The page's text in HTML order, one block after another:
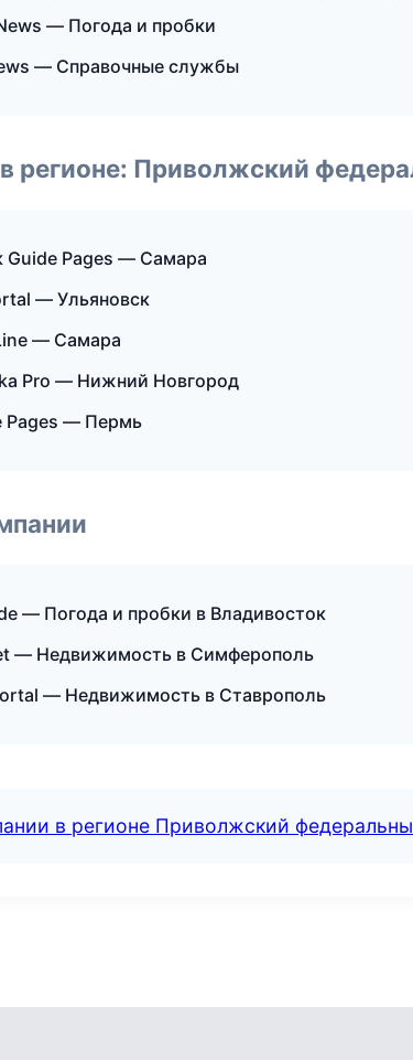
— Погода и пробки
— Справочные службы
регионе: Приволжский
Guide Pages — Самара
— Ульяновск
— Самара
Pro — Нижний Новгород
Pages — Пермь
— Погода и пробки в Владивосток
— Недвижимость в Симферополь
— Недвижимость в Ставрополь
в регионе Приволжский